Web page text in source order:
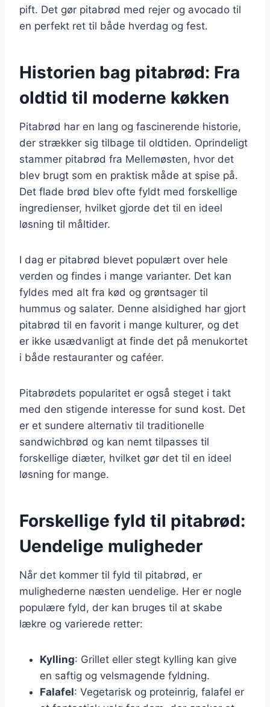
pift. Det gør pitabrød med rejer og avocado til
en perfekt ret til både hverdag og fest.
Historien bag pitabrød: Fra
oldtid til moderne køkken
Pitabrød har en lang og fascinerende historie,
der strækker sig tilbage til oldtiden. Oprindeligt
stammer pitabrød fra Mellemøsten, hvor det
blev brugt som en praktisk måde at spise på.
Det flade brød blev ofte fyldt med forskellige
ingredienser, hvilket gjorde det til en ideel
løsning til måltider.
I dag er pitabrød blevet populært over hele
verden og findes i mange varianter. Det kan
fyldes med alt fra kød og grøntsager til
hummus og salater. Denne alsidighed har gjort
pitabrød til en favorit i mange kulturer, og det
er ikke usædvanligt at finde det på menukortet
i både restauranter og caféer.
Pitabrødets popularitet er også steget i takt
med den stigende interesse for sund kost. Det
er et sundere alternativ til traditionelle
sandwichbrød og kan nemt tilpasses til
forskellige diæter, hvilket gør det til en ideel
løsning for mange.
Forskellige fyld til pitabrød:
Uendelige muligheder
Når det kommer til fyld til pitabrød, er
mulighederne næsten uendelige. Her er nogle
populære fyld, der kan bruges til at skabe
lækre og varierede retter:
Kylling: Grillet eller stegt kylling kan give
en saftig og velsmagende fyldning.
Falafel: Vegetarisk og proteinrig, falafel er